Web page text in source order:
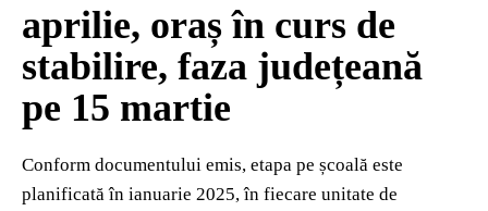
aprilie, oraș în curs de
stabilire, faza județeană
pe 15 martie
Conform documentului emis, etapa pe școală este
planificată în ianuarie 2025, în fiecare unitate de